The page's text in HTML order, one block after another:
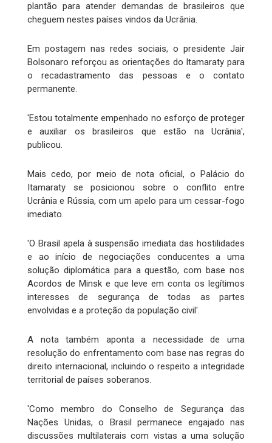
plantão para atender demandas de brasileiros que
cheguem nestes países vindos da Ucrânia.
Em postagem nas redes sociais, o presidente Jair
Bolsonaro reforçou as orientações do Itamaraty para
o recadastramento das pessoas e o contato
permanente.
'Estou totalmente empenhado no esforço de proteger
e auxiliar os brasileiros que estão na Ucrânia',
publicou.
Mais cedo, por meio de nota oficial, o Palácio do
Itamaraty se posicionou sobre o conflito entre
Ucrânia e Rússia, com um apelo para um cessar-fogo
imediato.
'O Brasil apela à suspensão imediata das hostilidades
e ao início de negociações conducentes a uma
solução diplomática para a questão, com base nos
Acordos de Minsk e que leve em conta os legítimos
interesses de segurança de todas as partes
envolvidas e a proteção da população civil'.
A nota também aponta a necessidade de uma
resolução do enfrentamento com base nas regras do
direito internacional, incluindo o respeito a integridade
territorial de países soberanos.
'Como membro do Conselho de Segurança das
Nações Unidas, o Brasil permanece engajado nas
discussões multilaterais com vistas a uma solução